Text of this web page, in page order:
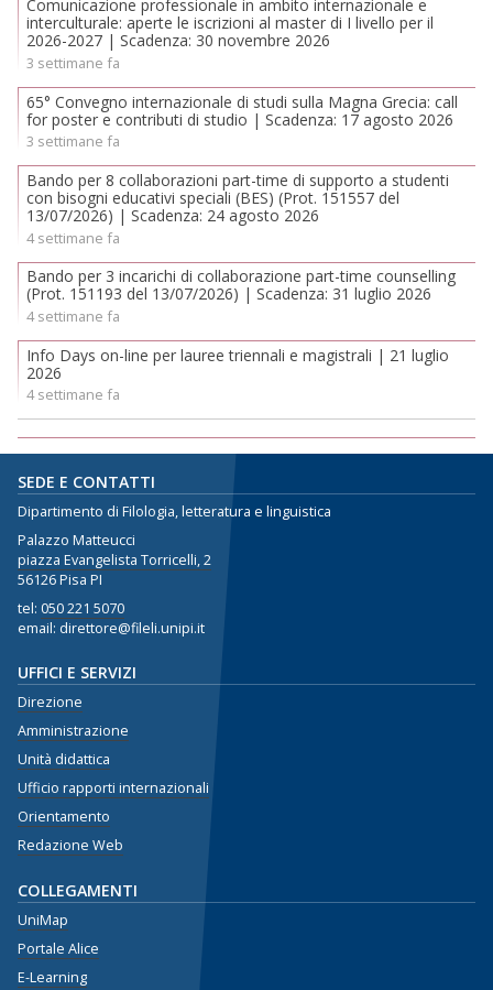
Comunicazione professionale in ambito internazionale e
interculturale: aperte le iscrizioni al master di I livello per il
2026-2027 | Scadenza: 30 novembre 2026
3 settimane fa
65° Convegno internazionale di studi sulla Magna Grecia: call
for poster e contributi di studio | Scadenza: 17 agosto 2026
3 settimane fa
Bando per 8 collaborazioni part-time di supporto a studenti
con bisogni educativi speciali (BES) (Prot. 151557 del
13/07/2026) | Scadenza: 24 agosto 2026
4 settimane fa
Bando per 3 incarichi di collaborazione part-time counselling
(Prot. 151193 del 13/07/2026) | Scadenza: 31 luglio 2026
4 settimane fa
Info Days on-line per lauree triennali e magistrali | 21 luglio
2026
4 settimane fa
SEDE E CONTATTI
Dipartimento di Filologia, letteratura e linguistica
Palazzo Matteucci
piazza Evangelista Torricelli, 2
56126 Pisa PI
tel: 050 221 5070
email: direttore@fileli.unipi.it
UFFICI E SERVIZI
Direzione
Amministrazione
Unità didattica
Ufficio rapporti internazionali
Orientamento
Redazione Web
COLLEGAMENTI
UniMap
Portale Alice
E-Learning